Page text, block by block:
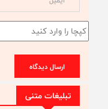
ارسال دیدگاه
تبلیغات متنی